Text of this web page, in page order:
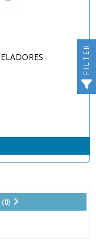
0)
FILTER